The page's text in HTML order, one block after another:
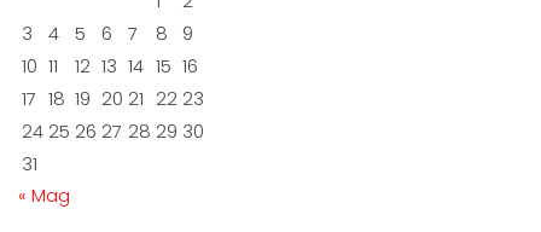
3
4 5 6 7 8
9
10 11 12 13 14 15 16
17 18 19 20 21 22 23
24 25 26 27 28 29 30
31
« Mag